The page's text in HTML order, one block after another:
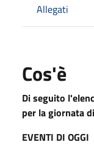
Allegati
Cos'è
Di seguito
per la giornata
EVENTI DI OGGI